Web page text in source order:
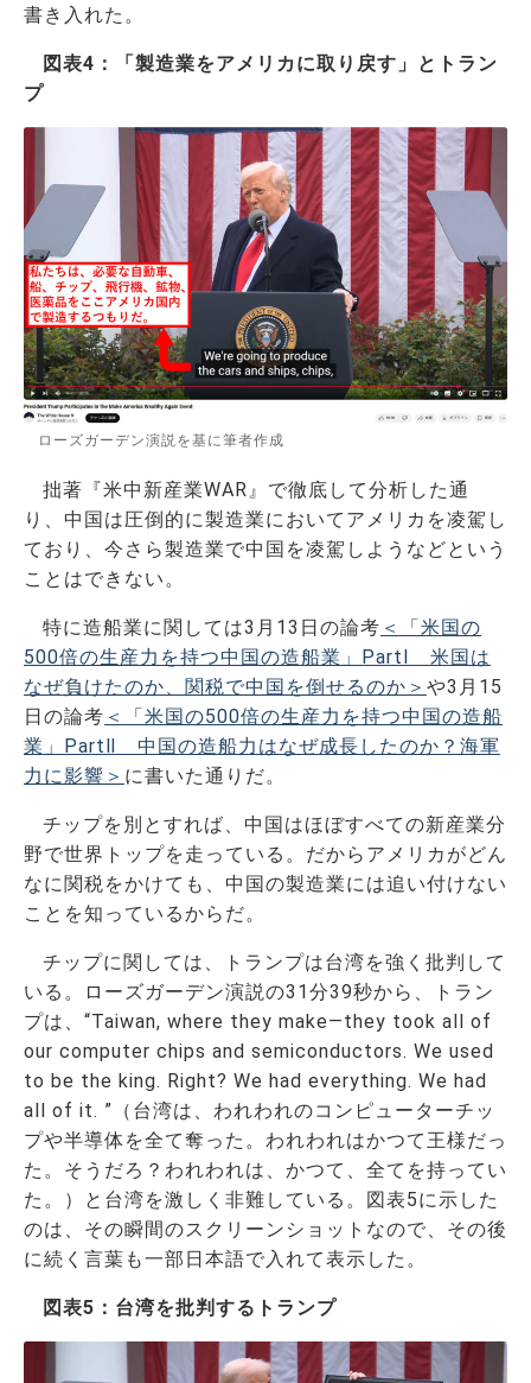
書き入れた。
図表4：「製造業をアメリカに取り戻す」とトラン
プ
ローズガーデン演説を基に筆者作成
拙著『米中新産業WAR』で徹底して分析した通
り、中国は圧倒的に製造業においてアメリカを凌駕し
ており、今さら製造業で中国を凌駕しようなどという
ことはできない。
特に造船業に関しては3月13日の論考 ＜「米国の
500倍の生産力を持つ中国の造船業」PartⅠ 米国は
なぜ負けたのか、関税で中国を倒せるのか＞ や3月15
日の論考 ＜「米国の500倍の生産力を持つ中国の造船
業」PartⅡ 中国の造船力はなぜ成長したのか？海軍
力に影響＞ に書いた通りだ。
チップを別とすれば、中国はほぼすべての新産業分
野で世界トップを走っている。だからアメリカがどん
なに関税をかけても、中国の製造業には追い付けない
ことを知っているからだ。
チップに関しては、トランプは台湾を強く批判して
いる。ローズガーデン演説の31分39秒から、トラン
プは、“Taiwan, where they make—they took all of
our computer chips and semiconductors. We used
to be the king. Right? We had everything. We had
all of it. ”（台湾は、われわれのコンピューターチッ
プや半導体を全て奪った。われわれはかつて王様だっ
た。そうだろ？われわれは、かつて、全てを持ってい
た。）と台湾を激しく非難している。図表5に示した
のは、その瞬間のスクリーンショットなので、その後
に続く言葉も一部日本語で入れて表示した。
図表5：台湾を批判するトランプ